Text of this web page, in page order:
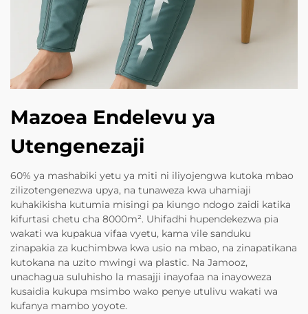
Mazoea Endelevu ya
Utengenezaji
60% ya mashabiki yetu ya miti ni iliyojengwa kutoka mbao
zilizotengenezwa upya, na tunaweza kwa uhamiaji
kuhakikisha kutumia misingi pa kiungo ndogo zaidi katika
kifurtasi chetu cha 8000m². Uhifadhi hupendekezwa pia
wakati wa kupakua vifaa vyetu, kama vile sanduku
zinapakia za kuchimbwa kwa usio na mbao, na zinapatikana
kutokana na uzito mwingi wa plastic. Na Jamooz,
unachagua suluhisho la masajji inayofaa na inayoweza
kusaidia kukupa msimbo wako penye utulivu wakati wa
kufanya mambo yoyote.